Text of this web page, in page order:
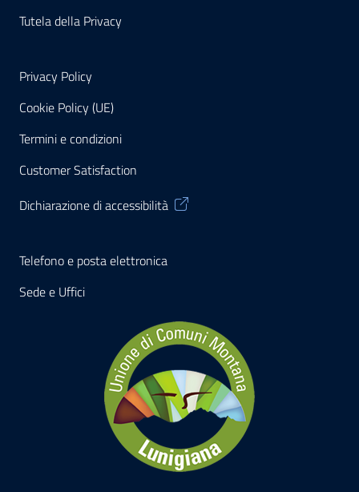
Tutela della Privacy
Privacy Policy
Cookie Policy (UE)
Termini e condizioni
Customer Satisfaction
Dichiarazione di accessibilità
Telefono e posta elettronica
Sede e Uffici